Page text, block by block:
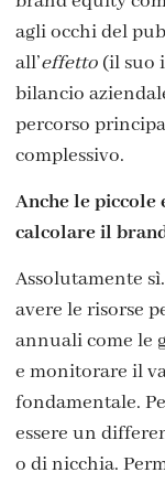
agli occhi del
all’effetto (il suo
bilancio
percorso
complessivo.
Anche le piccole
calcolare il
Assolutamente
avere le risorse
annuali come le
e monitorare il
fondamentale.
essere un
o di nicchia.